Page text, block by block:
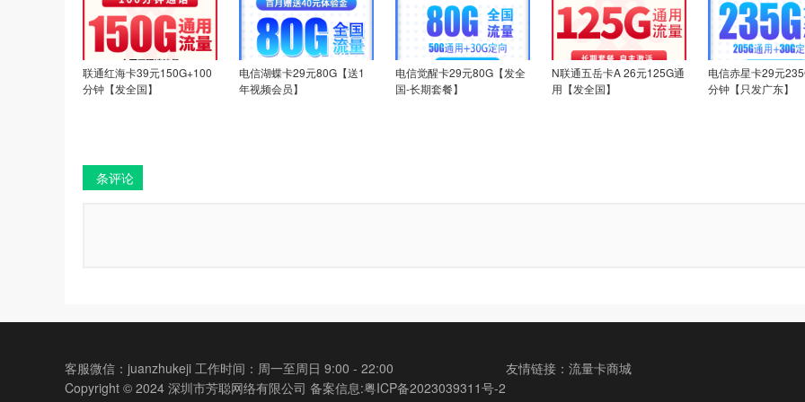
联通红海卡39元150G+100
分钟【发全国】
电信湖蝶卡29元80G【送1
年视频会员】
电信觉醒卡29元80G【发全
国-长期套餐】
N联通五岳卡A 26元125G通
用【发全国】
电信赤星卡29元
分钟【只发广东】
条评论
客服微信：juanzhukeji 工作时间：周一至周日 9:00 - 22:00
Copyright © 2024 深圳市芳聪网络有限公司 备案信息:粤ICP备2023039311号-2
友情链接： 流量卡商城